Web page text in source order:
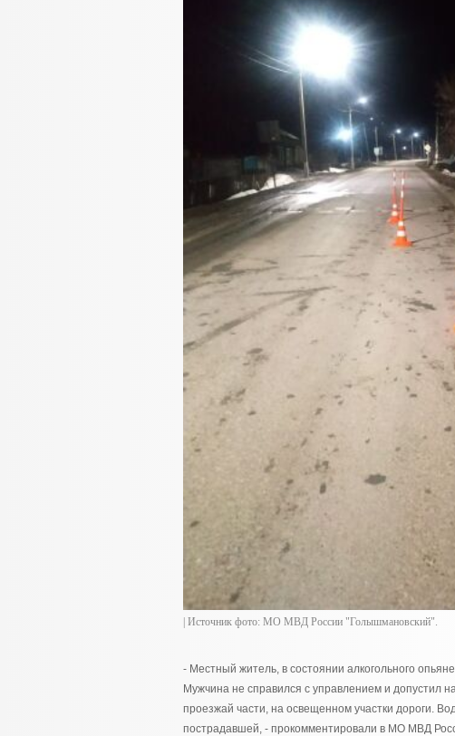
| Источник фото: МО МВД России "Голышмановский".
- Местный житель, в состоянии алкогольного
Мужчина не справился с управлением и допустил
проезжай части, на освещенном участки дороги.
пострадавшей, - прокомментировали в МО МВД